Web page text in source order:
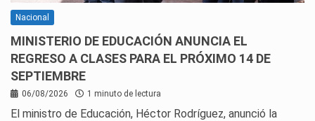
Nacional
MINISTERIO DE EDUCACIÓN ANUNCIA EL
REGRESO A CLASES PARA EL PRÓXIMO 14 DE
SEPTIEMBRE
06/08/2026 1 minuto de lectura
El ministro de Educación, Héctor Rodríguez, anunció la